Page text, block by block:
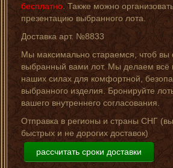
бесплатно. Также можно
презентацию выбранного лота.
Доставка арт. №8833
Мы максимально стараемся, чтоб вы
выбранный вами лот. Мы делаем всё
наших силах для комфортной,
выбранного изделия. Бронируйте
вашего внутреннего согласования.
Отправка в регионы и страны СНГ
быстрых и не дорогих доставок)
рассчитать сроки доставки